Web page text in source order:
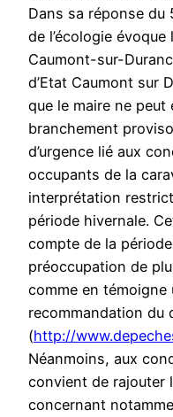
Dans sa réponse du
de l’écologie
Caumont-sur-
d’Etat Caumont sur
que le maire ne peut
branchement
d’urgence lié aux
occupants de la
interprétation
période hivernale.
compte de la
préoccupation de
comme en témoigne
recommandation du
(http://
Néanmoins, aux
convient de rajouter
concernant